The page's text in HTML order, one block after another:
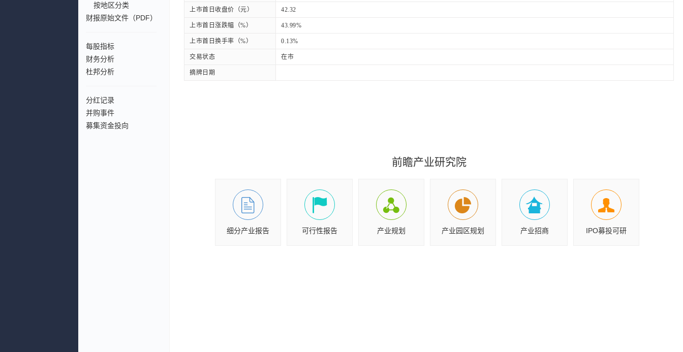
按地区分类
财报原始文件（PDF）
每股指标
财务分析
杜邦分析
分红记录
并购事件
募集资金投向
上市首日收盘价（元） 42.32
上市首日涨跌幅（%） 43.99%
上市首日换手率（%） 0.13%
交易状态 在市
摘牌日期
前瞻产业研究院
细分产业报告 可行性报告 产业规划 产业园区规划 产业招商 IPO募投可研